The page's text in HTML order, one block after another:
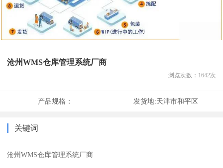
沧州WMS仓库管理系统厂商
浏览次数： 1642次
产品规格： 发货地:天津市和平区
关键词
沧州WMS仓库管理系统厂商